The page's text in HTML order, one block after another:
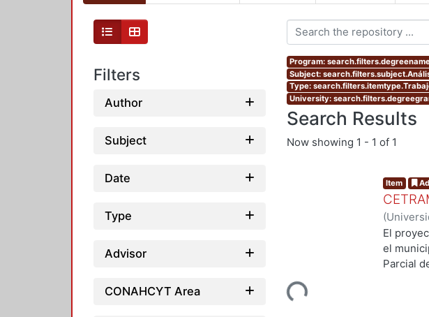
Filters
Author
Subject
Date
Type
Advisor
CONAHCYT Area
Program:
Subject:
Type:
University:
Search Results
Now showing 1 - 1 of 1
Loading...
Item
(
de
El
el
Parcial